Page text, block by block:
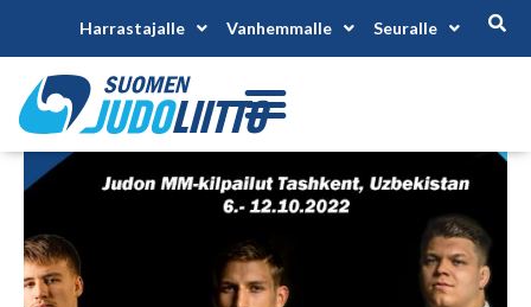
Harrastajalle Vanhemmalle Seuralle